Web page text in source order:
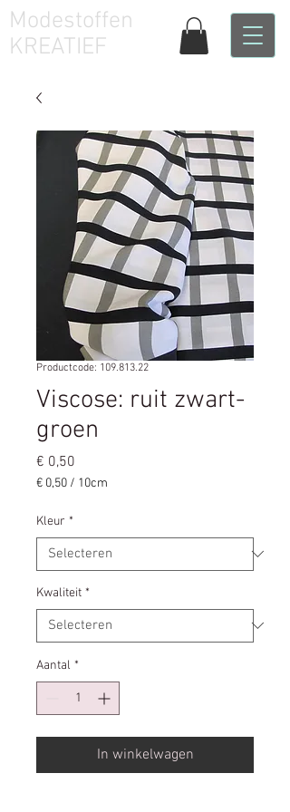
Modestoffen
KREATIEF
Productcode: 109.813.22
Viscose: ruit zwart-
groen
€ 0,50
€ 0,50 / 10cm
per
10
Centimeters
Kleur *
Kwaliteit *
Aantal *
In winkelwagen